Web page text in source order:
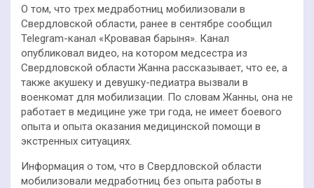
О том, что трех медработниц мобилизовали в
Свердловской области, ранее в сентябре сообщил
Telegram-канал «Кровавая барыня». Канал
опубликовал видео, на котором медсестра из
Свердловской области Жанна рассказывает, что ее, а
также акушеку и девушку-педиатра вызвали в
военкомат для мобилизации. По словам Жанны, она не
работает в медицине уже три года, не имеет боевого
опыта и опыта оказания медицинской помощи в
экстренных ситуациях.
Информация о том, что в Свердловской области
мобилизовали медработниц без опыта работы в